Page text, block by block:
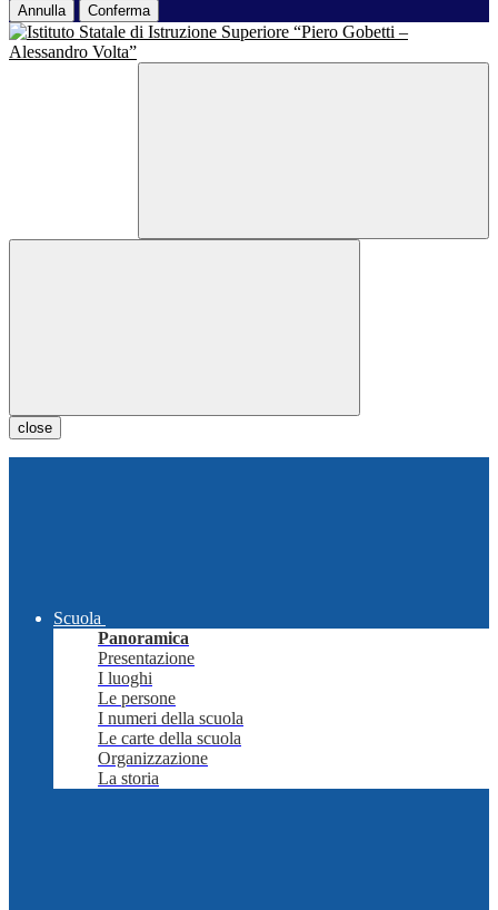
Annulla Conferma
close
Scuola
Panoramica
Presentazione
I luoghi
Le persone
I numeri della scuola
Le carte della scuola
Organizzazione
La storia